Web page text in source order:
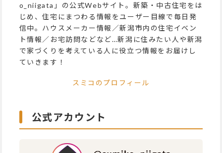
o_niigata」の公式Webサイト。新築・中古住宅をは
じめ、住宅にまつわる情報をユーザー目線で毎日発
信中。ハウスメーカー情報／新潟市内の住宅イベン
ト情報／お宅訪問などなど…新潟に住みたい人や新潟
で家づくりを考えている人に役立つ情報をお届けし
ていきます！
スミコのプロフィール
公式アカウント